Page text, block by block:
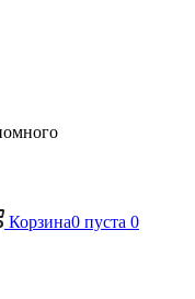
Корзина0 пуста 0